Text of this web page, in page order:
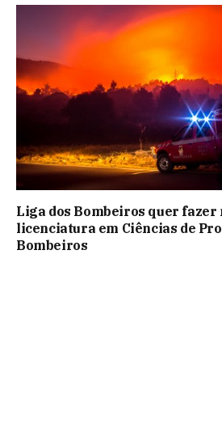
Liga dos Bombeiros quer fazer
licenciatura em Ciências de
Bombeiros